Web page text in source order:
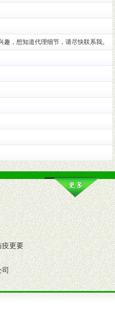
趋势与流行。
趣，想知道代理细节，请尽快联系我。
疫更要
司